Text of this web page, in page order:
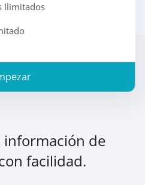
Ilimitados
de
facilidad.